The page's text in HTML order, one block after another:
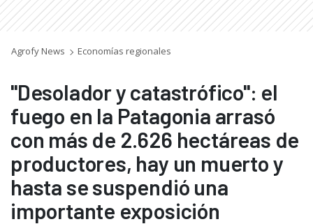
Agrofy News Economías regionales
"Desolador y catastrófico": el
fuego en la Patagonia arrasó
con más de 2.626 hectáreas de
productores, hay un muerto y
hasta se suspendió una
importante exposición